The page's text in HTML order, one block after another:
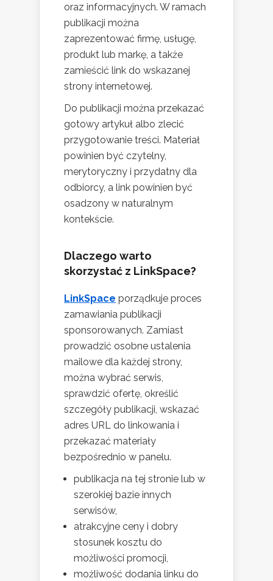
oraz informacyjnych. W ramach
publikacji można
zaprezentować firmę, usługę,
produkt lub markę, a także
zamieścić link do wskazanej
strony internetowej.
Do publikacji można przekazać
gotowy artykuł albo zlecić
przygotowanie treści. Materiał
powinien być czytelny,
merytoryczny i przydatny dla
odbiorcy, a link powinien być
osadzony w naturalnym
kontekście.
Dlaczego warto
skorzystać z LinkSpace?
LinkSpace porządkuje proces
zamawiania publikacji
sponsorowanych. Zamiast
prowadzić osobne ustalenia
mailowe dla każdej strony,
można wybrać serwis,
sprawdzić ofertę, określić
szczegóły publikacji, wskazać
adres URL do linkowania i
przekazać materiały
bezpośrednio w panelu.
publikacja na tej stronie lub w
szerokiej bazie innych
serwisów,
atrakcyjne ceny i dobry
stosunek kosztu do
możliwości promocji,
możliwość dodania linku do